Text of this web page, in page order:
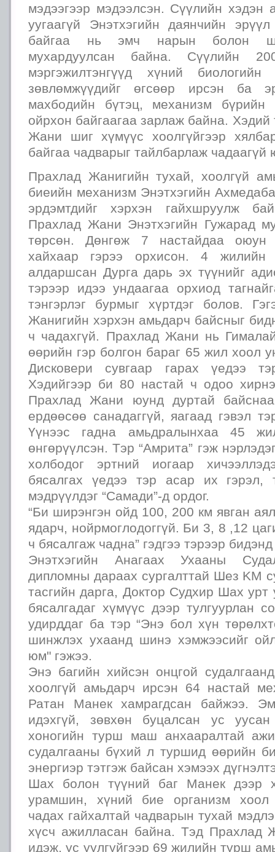
мэдээгээр мэдээлсэн. Сүүлийн
уугаагүй Энэтхэгийн даянчийн
байгаа нь эмч нарын болон
мухардуулсан байна. Сүүлийн
мэргэжилтэнгүүд хүний
зөвлөмжүүдийг өгсөөр ирсэн ба
махбодийн бүтэц, механизм бүрийн
ойрхон байгаагаа зарлаж байна.
Жани шиг хүмүүс хоолгүйгээр
байгаа чадварыг тайлбарлаж чадаагүй
Прахлад Жанигийн тухай, хоолгүй
биеийн механизм Энэтхэгийн
эрдэмтдийг хэрхэн гайхшруулж
Прахлад Жани Энэтхэгийн Гужарад
төрсөн. Дөнгөж 7 настайдаа оюун
хайхаар гэрээ орхисон. 4
алдаршсан Дурга дарь эх түүнийг
тэрээр идээ ундаагаа орхиод
тэнгэрлэг бурмыг хүртдэг болов.
Жанигийн хэрхэн амьдарч байсныг
ч чадахгүй. Прахлад Жани нь
өөрийн гэр болгон бараг 65 жил хоол
Дисковери сувгаар гарах үедээ
Хэдийгээр би 80 настай ч одоо
Прахлад Жани юунд дуртай
ердөөсөө санадаггүй, яагаад гэвэл
Үүнээс гадна амьдралынхаа 45
өнгөрүүлсэн. Тэр “Амрита” гэж
холбодог эртний иогаар
бясалгах үедээ тэр асар их гэрэл,
мэдрүүлдэг “Самади”-д ордог.
“Би ширэнгэн ойд 100, 200 км явган
ядарч, нойрмоглодоггүй. Би 3, 8 ,12
ч бясалгаж чадна” гэдгээ тэрээр
Энэтхэгийн Анагаах Ухааны
дипломны дараах сургалттай Шез KM
тасгийн дарга, Доктор Судхир Шах
бясалгадаг хүмүүс дээр тулгуурлан
удирддаг ба тэр “Энэ бол хүн
шинжлэх ухаанд шинэ хэмжээсийг
юм" гэжээ.
Энэ багийн хийсэн онцгой
хоолгүй амьдарч ирсэн 64 настай
Ратан Манек хамрагдсан байжээ.
идэхгүй, зөвхөн буцалсан ус
хоногийн турш маш анхааралтай
судалгааны бүхий л туршид өөрийн
энергиэр тэтгэж байсан хэмээх
Шах болон түүний баг Манек дээр
урамшин, хүний бие организм хоол
чадах гайхалтай чадварын тухай
хүсч ажилласан байна. Тэд Прахлад
идэж, ус уулгүйгээр 69 жилийн турш